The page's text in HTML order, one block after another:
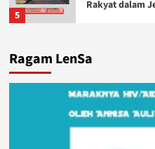
5
Rakyat dalam
Ragam LenSa